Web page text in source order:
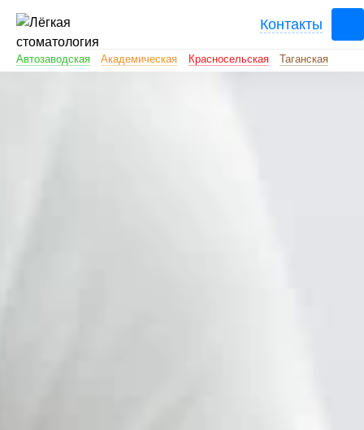
Автозаводская Академическая Красносельская Таганская
Контакты